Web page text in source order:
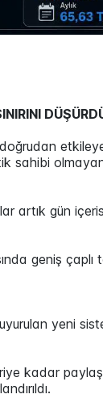
sahibi
artık gün
geniş çaplı
yeni
kadar